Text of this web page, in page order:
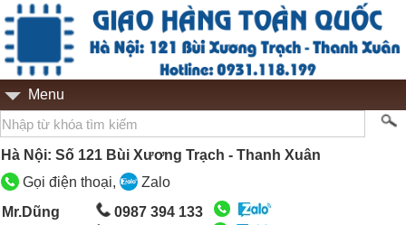
Menu
Hà Nội: Số 121 Bùi Xương Trạch - Thanh Xuân
Gọi điện thoại,
Zalo
Mr.Dũng
0987 394 133